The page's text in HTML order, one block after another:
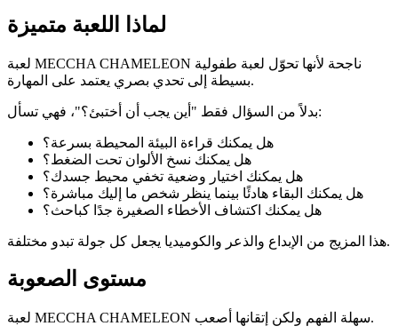
لماذا اللعبة متميزة
لعبة MECCHA CHAMELEON ناجحة لأنها تحوّل لعبة طفولية
بسيطة إلى تحدي بصري يعتمد على المهارة.
بدلاً من السؤال فقط "أين يجب أن أختبئ؟"، فهي تسأل:
هل يمكنك قراءة البيئة المحيطة بسرعة؟
هل يمكنك نسخ الألوان تحت الضغط؟
هل يمكنك اختيار وضعية تخفي محيط جسدك؟
هل يمكنك البقاء هادئًا بينما ينظر شخص ما إليك مباشرة؟
هل يمكنك اكتشاف الأخطاء الصغيرة جدًا كباحث؟
هذا المزيج من الإبداع والذعر والكوميديا يجعل كل جولة تبدو مختلفة.
مستوى الصعوبة
لعبة MECCHA CHAMELEON سهلة الفهم ولكن إتقانها أصعب.